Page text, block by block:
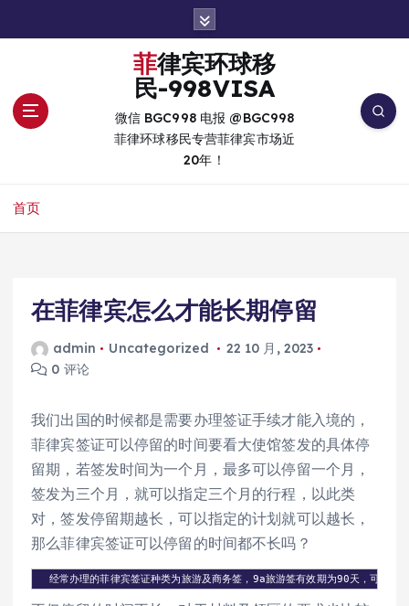
菲律宾环球移
民-998VISA
微信 BGC998 电报 @BGC998
菲律环球移民专营菲律宾市场近
20年！
首页
在菲律宾怎么才能长期停留
admin Uncategorized
22 10 月, 2023
0 评论
我们出国的时候都是需要办理签证手续才能入境的，
菲律宾签证可以停留的时间要看大使馆签发的具体停
留期，若签发时间为一个月，最多可以停留一个月，
签发为三个月，就可以指定三个月的行程，以此类
对，签发停留期越长，可以指定的计划就可以越长，
那么菲律宾签证可以停留的时间都不长吗？
经常办理的菲律宾签证种类为旅游及商务签，9a旅游签有效期为90天，可以